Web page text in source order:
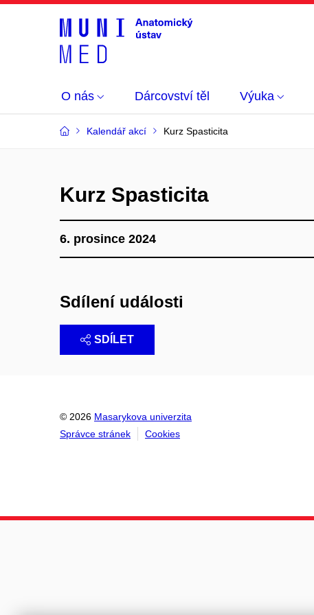
O nás Dárcovství těl Výuka
Kalendář akcí Kurz Spasticita
Kurz Spasticita
6. prosince 2024
Sdílení události
SDÍLET
© 2026 Masarykova univerzita
Správce stránek
Cookies